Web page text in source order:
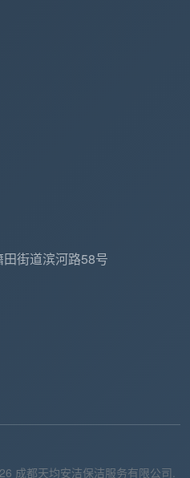
街道滨河路58号
成都天均安洁保洁服务有限公司.